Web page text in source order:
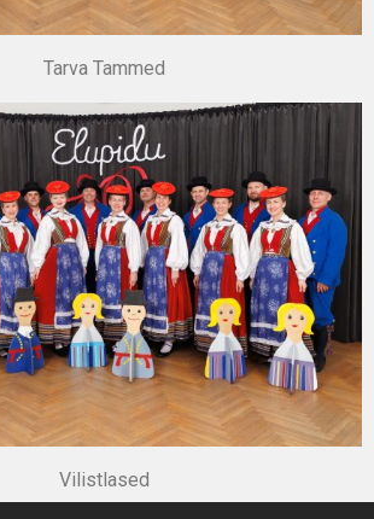
Tarva Tammed
Vilistlased